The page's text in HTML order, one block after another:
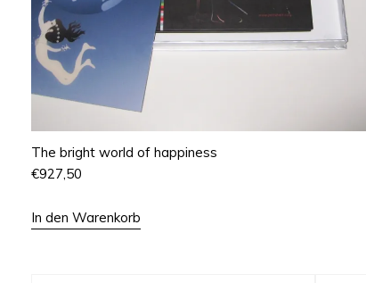
The bright world of happiness
€927,50
In den Warenkorb